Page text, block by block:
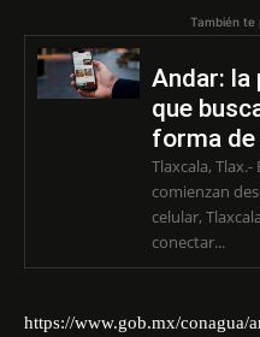
También te
Andar:
que
forma
Tlaxcala,
comienzan
celular,
conectar...
https://www.gob.mx/conagua/